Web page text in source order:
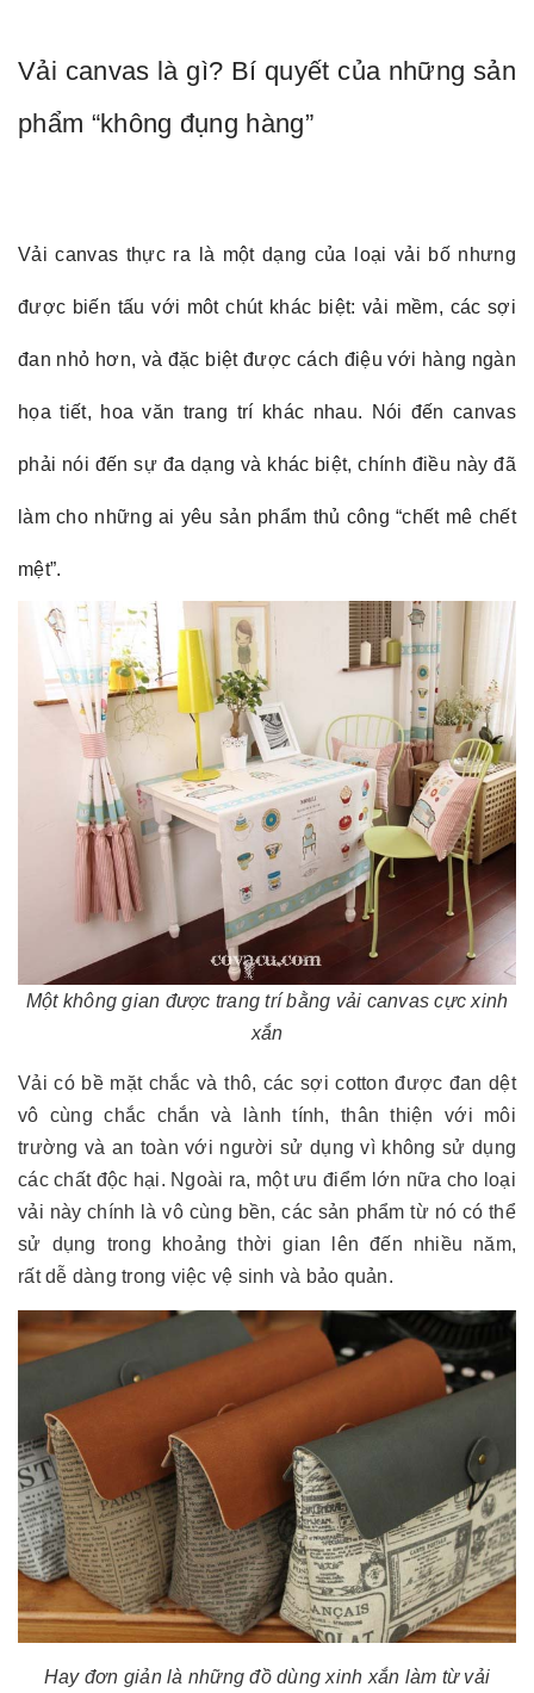
Vải canvas là gì? Bí quyết của những sản
phẩm “không đụng hàng”
Vải canvas thực ra là một dạng của loại vải bố nhưng
được biến tấu với môt chút khác biệt: vải mềm, các sợi
đan nhỏ hơn, và đặc biệt được cách điệu với hàng ngàn
họa tiết, hoa văn trang trí khác nhau. Nói đến canvas
phải nói đến sự đa dạng và khác biệt, chính điều này đã
làm cho những ai yêu sản phẩm thủ công “chết mê chết
mệt”.
Một không gian được trang trí bằng vải canvas cực xinh
xắn
Vải có bề mặt chắc và thô, các sợi cotton được đan dệt
vô cùng chắc chắn và lành tính, thân thiện với môi
trường và an toàn với người sử dụng vì không sử dụng
các chất độc hại. Ngoài ra, một ưu điểm lớn nữa cho loại
vải này chính là vô cùng bền, các sản phẩm từ nó có thể
sử dụng trong khoảng thời gian lên đến nhiều năm,
rất dễ dàng trong việc vệ sinh và bảo quản.
Hay đơn giản là những đồ dùng xinh xắn làm từ vải